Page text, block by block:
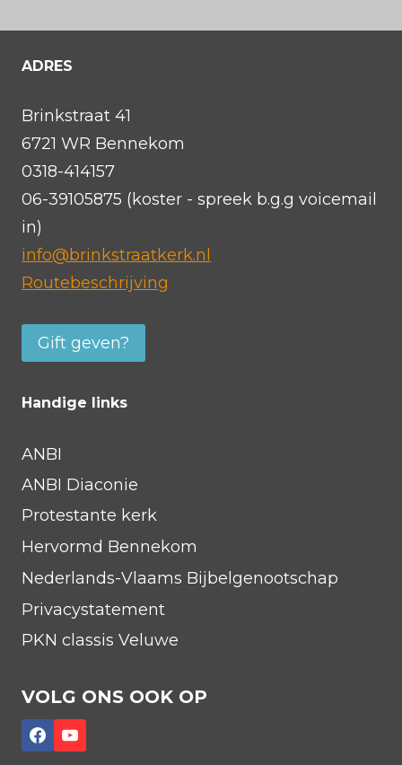
ADRES
Brinkstraat 41
6721 WR Bennekom
0318-414157
06-39105875 (koster - spreek b.g.g voicemail
in)
info@brinkstraatkerk.nl
Routebeschrijving
Gift geven?
Handige links
ANBI
ANBI Diaconie
Protestante kerk
Hervormd Bennekom
Nederlands-Vlaams Bijbelgenootschap
Privacystatement
PKN classis Veluwe
VOLG ONS OOK OP